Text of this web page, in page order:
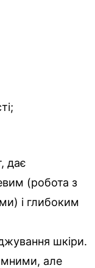
дає
(робота з
і глибоким
шкіри.
але